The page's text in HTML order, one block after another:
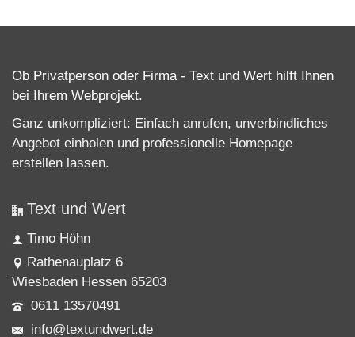
Ob Privatperson oder Firma - Text und Wert hilft Ihnen
bei Ihrem Webprojekt.
Ganz unkompliziert: Einfach anrufen, unverbindliches
Angebot einholen und professionelle Homepage
erstellen lassen.
Text und Wert
Timo Höhn
Rathenauplatz 6
Wiesbaden Hessen 65203
0611 13570491
info@textundwert.de